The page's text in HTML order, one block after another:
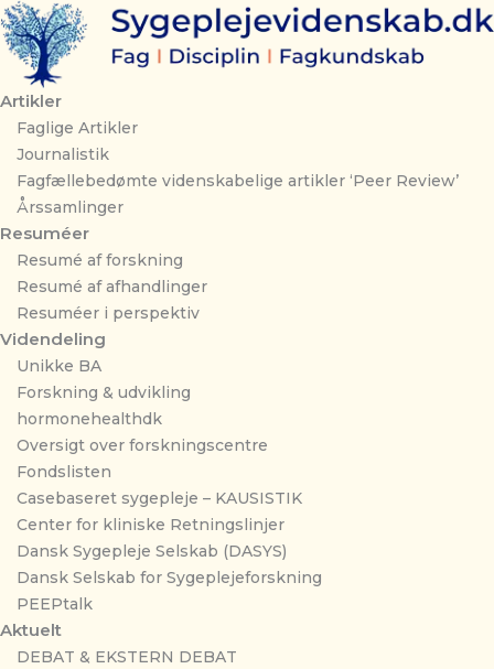
Gå
til
indholdet
Artikler
Faglige Artikler
Journalistik
Fagfællebedømte videnskabelige artikler ‘Peer Review’
Årssamlinger
Resuméer
Resumé af forskning
Resumé af afhandlinger
Resuméer i perspektiv
Videndeling
Unikke BA
Forskning & udvikling
hormonehealthdk
Oversigt over forskningscentre
Fondslisten
Casebaseret sygepleje – KAUSISTIK
Center for kliniske Retningslinjer
Dansk Sygepleje Selskab (DASYS)
Dansk Selskab for Sygeplejeforskning
PEEPtalk
Aktuelt
DEBAT & EKSTERN DEBAT